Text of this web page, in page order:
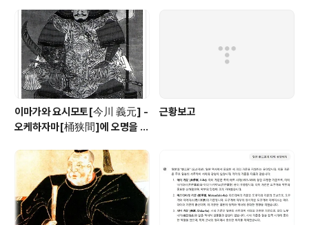
이마가와 요시모토[今川 義元] -
오케하자마[桶狭間]에 오명을 남
근황보고